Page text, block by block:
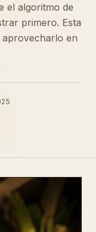
el algoritmo de
primero. Esta
en